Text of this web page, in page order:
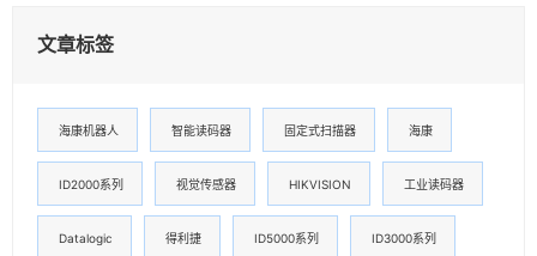
文章标签
海康机器人 智能读码器 固定式扫描器 海康
ID2000系列 视觉传感器 HIKVISION 工业读码器
Datalogic 得利捷 ID5000系列 ID3000系列